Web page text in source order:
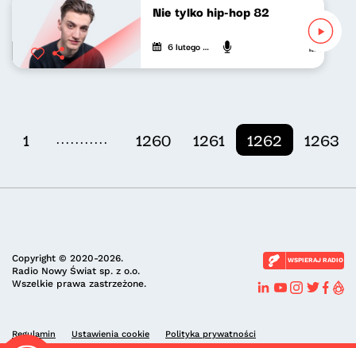
Nie tylko hip-hop 82
6 lutego 2022 Mateusz
1 ........... 1260 1261 1262 1263
Copyright © 2020-2026.
Radio Nowy Świat sp. z o.o.
Wszelkie prawa zastrzeżone.
WSPIERAJ RADIO
Regulamin Ustawienia cookie Polityka prywatności